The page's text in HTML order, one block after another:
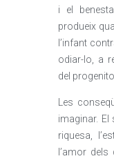
i el
produeix
l’infant
odiar-lo, a
del
Les
imaginar. El
riquesa,
l’amor